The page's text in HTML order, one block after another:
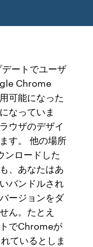
ートでユーザ
Chrome
可能になった
なっていま
ウザのデザイ
す。 他の場所
ロードした
、あなたはあ
バンドルされ
ージョンをダ
ん。たとえ
でChromeが
ているとしま